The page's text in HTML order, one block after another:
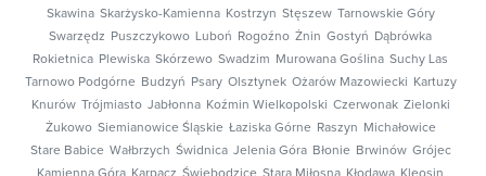
Skawina Skarżysko-Kamienna Kostrzyn Stęszew
Tarnowskie Góry
Swarzędz
Puszczykowo Luboń Rogoźno Żnin Gostyń
Dąbrówka
Rokietnica Plewiska Skórzewo Swadzim Murowana Goślina Suchy Las
Tarnowo Podgórne
Budzyń Psary Olsztynek Ożarów Mazowiecki
Kartuzy
Knurów
Trójmiasto Jabłonna Koźmin Wielkopolski Czerwonak Zielonki
Żukowo Siemianowice Śląskie Łaziska Górne Raszyn
Michałowice
Stare Babice Wałbrzych Świdnica Jelenia Góra Błonie Brwinów Grójec